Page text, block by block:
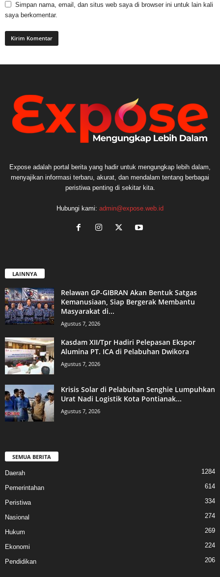
Simpan nama, email, dan situs web saya di browser ini untuk lain kali
saya berkomentar.
Expose adalah portal berita yang hadir untuk mengungkap lebih dalam,
menyajikan informasi terbaru, akurat, dan mendalam tentang berbagai
peristiwa penting di sekitar kita.
Hubungi kami: admin@expose.web.id
LAINNYA
Relawan GP-GIBRAN Akan Bentuk Satgas
Kemanusiaan, Siap Bergerak Membantu
Masyarakat di...
Agustus 7, 2026
Kasdam XII/Tpr Hadiri Pelepasan Ekspor
Alumina PT. ICA di Pelabuhan Dwikora
Agustus 7, 2026
Krisis Solar di Pelabuhan Senghie Lumpuhkan
Urat Nadi Logistik Kota Pontianak...
Agustus 7, 2026
SEMUA BERITA
Daerah 1284
Pemerintahan 614
Peristiwa 334
Nasional 274
Hukum 269
Ekonomi 224
Pendidikan 206